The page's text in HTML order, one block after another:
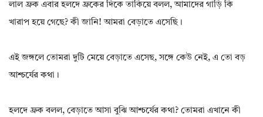
লাল ফ্রক এবার হলদে ফ্রকের দিকে তাকিয়ে বলল, আমাদের গাড়ি কি
খারাপ হয়ে গেছে? কী জানি! আমরা বেড়াতে এসেছি।
এই জঙ্গলে তোমরা দুটি মেয়ে বেড়াতে এসেছ, সঙ্গে কেউ নেই, এ তো বড়
আশ্চর্যের কথা।
হলদে ফ্রক বলল, বেড়াতে আসা বুঝি আশ্চর্যের কথা? তোমরা এখানে কী